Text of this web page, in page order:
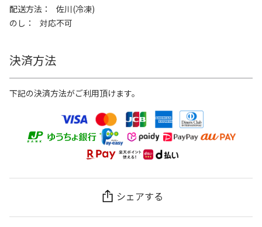
配送方法
佐川(冷凍)
のし
対応不可
決済方法
下記の決済方法がご利用頂けます。
シェアする